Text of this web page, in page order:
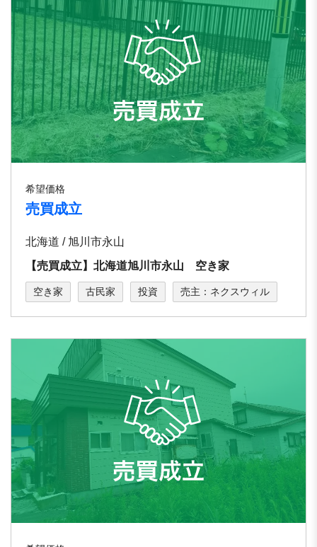
希望価格
売買成立
北海道 / 旭川市永山
【売買成立】北海道旭川市永山 空き家
空き家 古民家 投資 売主：ネクスウィル